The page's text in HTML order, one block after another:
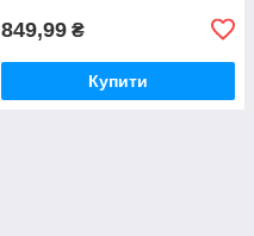
849,99 ₴
Купити